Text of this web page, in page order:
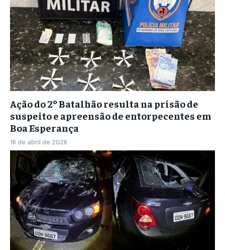
Ação do 2º Batalhão resulta na prisão de
suspeito e apreensão de entorpecentes em
Boa Esperança
16 de abril de 2026